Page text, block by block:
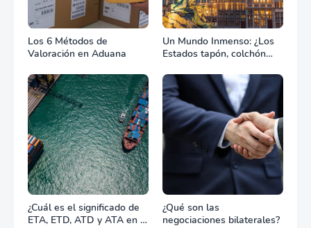
Los 6 Métodos de
Valoración en Aduana
Un Mundo Inmenso: ¿Los
Estados tapón, colchón
combate?
¿Cuál es el significado de
ETA, ETD, ATD y ATA en el
¿Qué son las
negociaciones bilaterales?